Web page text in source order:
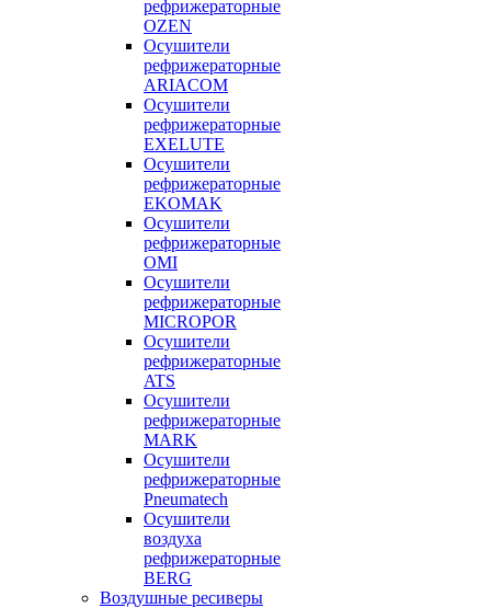
рефрижераторные
OZEN
Осушители
рефрижераторные
ARIACOM
Осушители
рефрижераторные
EXELUTE
Осушители
рефрижераторные
EKOMAK
Осушители
рефрижераторные
OMI
Осушители
рефрижераторные
MICROPOR
Осушители
рефрижераторные
ATS
Осушители
рефрижераторные
MARK
Осушители
рефрижераторные
Pneumatech
Осушители
воздуха
рефрижераторные
BERG
Воздушные ресиверы